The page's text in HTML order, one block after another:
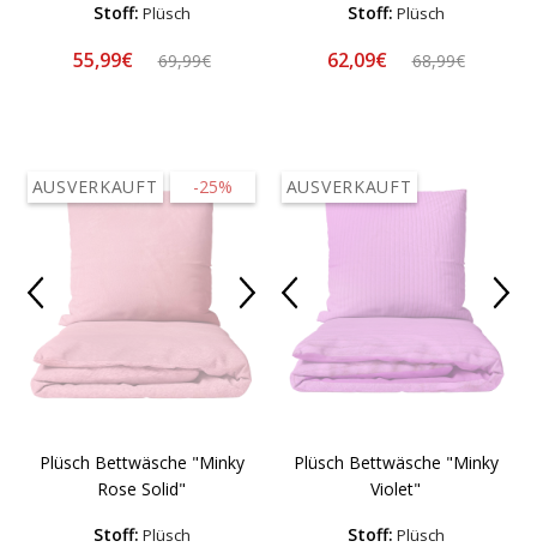
Stoff: Plüsch
55,99€ 69,99€
Stoff: Plüsch
62,09€ 68,99€
-25%
AUSVERKAUFT
Plüsch Bettwäsche "Minky
Rose Solid"
Stoff: Plüsch
AUSVERKAUFT
Plüsch Bettwäsche "Minky
Violet"
Stoff: Plüsch